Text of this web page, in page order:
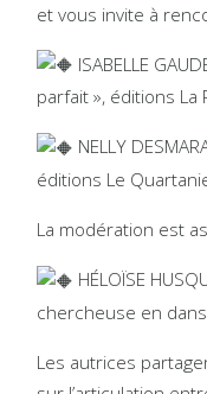
et vous invite à
ISABELLE
parfait », éditions La
NELLY
éditions Le
La modération est
HÉLOÏSE
chercheuse en
Les autrices